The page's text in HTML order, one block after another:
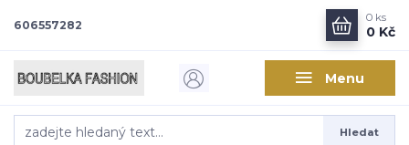
Menu
Hledat
606557282
0 ks
0 Kč